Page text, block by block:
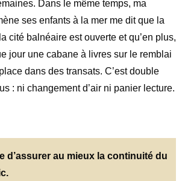
Dans le même temps, ma
ses enfants à la mer me dit que la
cité balnéaire est ouverte et qu’en plus,
jour une cabane à livres sur le remblai
dans des transats. C’est double
: ni changement d’air ni panier lecture.
d’assurer au mieux la continuité du
.